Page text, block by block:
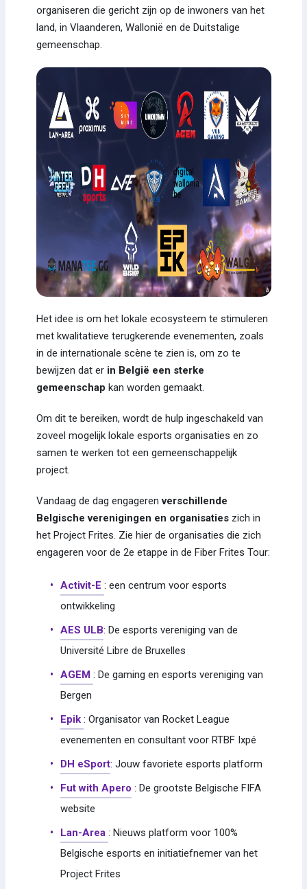
organiseren die gericht zijn op de inwoners van het
land, in Vlaanderen, Wallonië en de Duitstalige
gemeenschap.
Het idee is om het lokale ecosysteem te stimuleren
met kwalitatieve terugkerende evenementen, zoals
in de internationale scène te zien is, om zo te
bewijzen dat er in België een sterke
gemeenschap kan worden gemaakt.
Om dit te bereiken, wordt de hulp ingeschakeld van
zoveel mogelijk lokale esports organisaties en zo
samen te werken tot een gemeenschappelijk
project.
Vandaag de dag engagerenverschillende
Belgische verenigingen en organisaties zich in
het Project Frites. Zie hier de organisaties die zich
engageren voor de 2e etappe in de Fiber Frites Tour:
Activit-E : een centrum voor esports
ontwikkeling
AES ULB: De esports vereniging van de
Université Libre de Bruxelles
AGEM : De gaming en esports vereniging van
Bergen
Epik : Organisator van Rocket League
evenementen en consultant voor RTBF Ixpé
DH eSport: Jouw favoriete esports platform
Fut with Apero : De grootste Belgische FIFA
website
Lan-Area : Nieuws platform voor 100%
Belgische esports en initiatiefnemer van het
Project Frites